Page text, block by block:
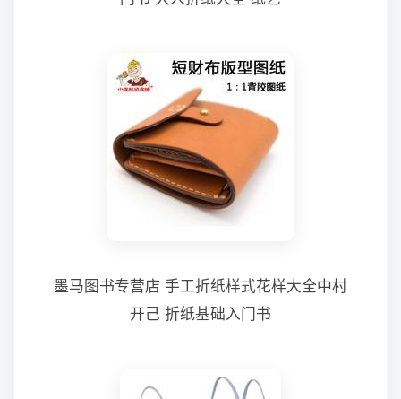
墨马图书专营店 手工折纸样式花样大全中村
开己 折纸基础入门书